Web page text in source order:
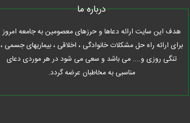
درباره ما
هدف این سایت ارائه دعاها و حرزهای معصومین به جامعه امروز
برای ارائه راه حل مشکلات خانوادگی ، اخلاقی ، بیماریهای جسمی ،
تنگی روزی و.... می باشد و سعی می شود در هر موردی دعای
مناسبی به مخاطبان عرضه گردد.